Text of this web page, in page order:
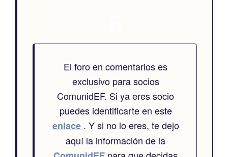
El foro en comentarios es
exclusivo para socios
ComunidEF. Si ya eres socio
puedes identificarte en este
enlace . Y si no lo eres, te dejo
aquí la información de la